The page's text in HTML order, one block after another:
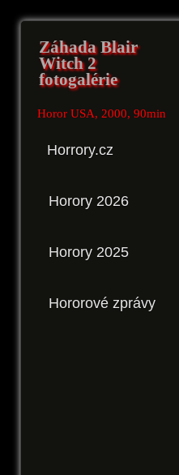
Záhada Blair
Witch 2
fotogalérie
Horor USA, 2000, 90min
Horrory.cz
Horory 2026
Horory 2025
Hororové zprávy